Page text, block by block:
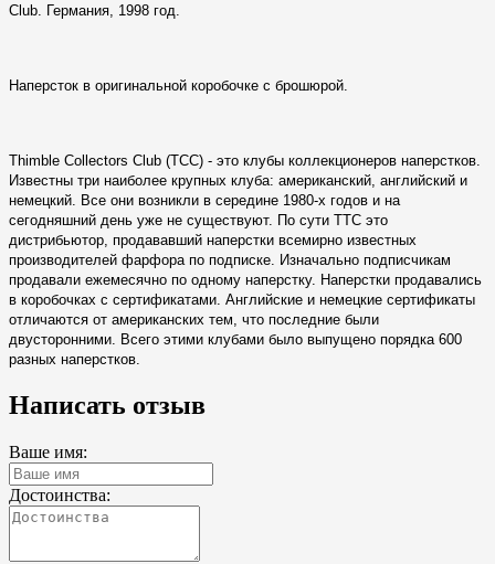
Club. Германия, 1998 год.
Наперсток в оригинальной коробочке с брошюрой.
Thimble Collectors Club (TCC) - это клубы коллекционеров наперстков.
Известны три наиболее крупных клуба: американский, английский и
немецкий. Все они возникли в середине 1980-х годов и на
сегодняшний день уже не существуют. По сути TTC это
дистрибьютор, продававший наперстки всемирно известных
производителей фарфора по подписке. Изначально подписчикам
продавали ежемесячно по одному наперстку. Наперстки продавались
в коробочках с сертификатами. Английские и немецкие сертификаты
отличаются от американских тем, что последние были
двусторонними. Всего этими клубами было выпущено порядка 600
разных наперстков.
Написать отзыв
Ваше имя:
Достоинства: